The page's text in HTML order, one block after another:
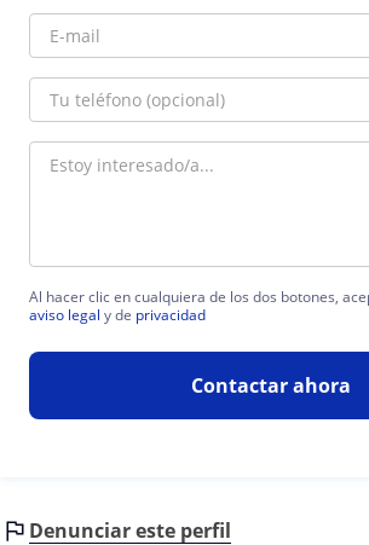
Al hacer clic en cualquiera de los dos botones,
aviso legal y de privacidad
Contactar ahora
Denunciar este perfil